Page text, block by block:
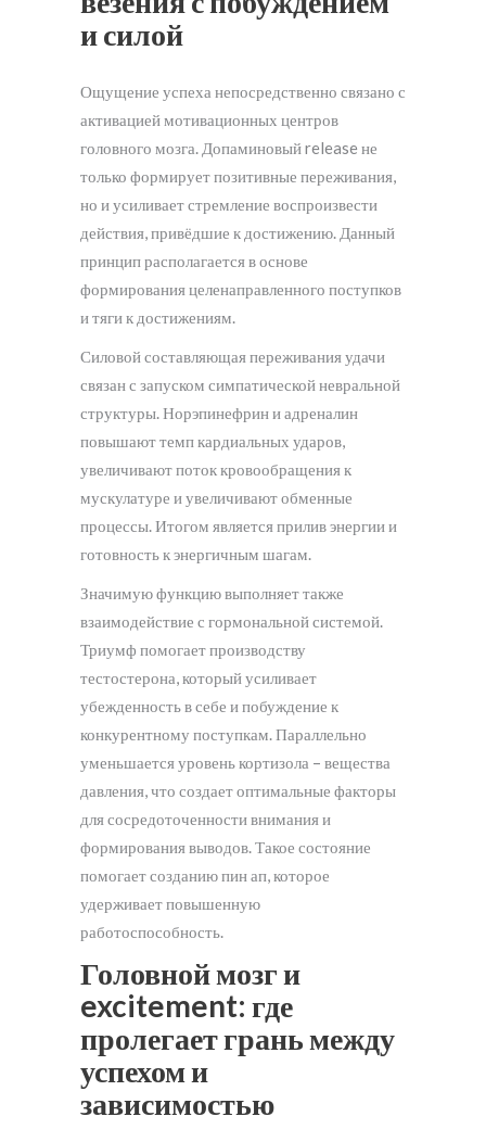
и силой
Ощущение успеха непосредственно связано с
активацией мотивационных центров
головного мозга. Допаминовый release не
только формирует позитивные переживания,
но и усиливает стремление воспроизвести
действия, привёдшие к достижению. Данный
принцип располагается в основе
формирования целенаправленного поступков
и тяги к достижениям.
Силовой составляющая переживания удачи
связан с запуском симпатической невральной
структуры. Норэпинефрин и адреналин
повышают темп кардиальных ударов,
увеличивают поток кровообращения к
мускулатуре и увеличивают обменные
процессы. Итогом является прилив энергии и
готовность к энергичным шагам.
Значимую функцию выполняет также
взаимодействие с гормональной системой.
Триумф помогает производству
тестостерона, который усиливает
убежденность в себе и побуждение к
конкурентному поступкам. Параллельно
уменьшается уровень кортизола – вещества
давления, что создает оптимальные факторы
для сосредоточенности внимания и
формирования выводов. Такое состояние
помогает созданию пин ап, которое
удерживает повышенную
работоспособность.
Головной мозг и
excitement: где
пролегает грань между
успехом и
зависимостью